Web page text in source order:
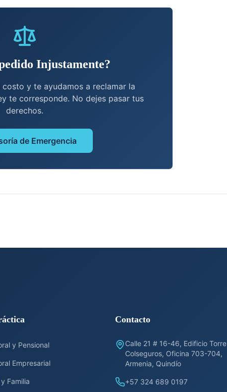
Injustamente?
y te ayudamos a reclamar la
te corresponde. No dejes pasar tus
derechos.
de Emergencia
y Pensional
Empresarial
Familia
Contacto
Calle 21 # 16-46, Edificio Torre
Colseguros, Oficina 703-704,
Armenia, Quindío
+57 324 689 0197